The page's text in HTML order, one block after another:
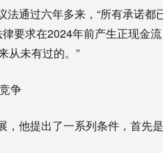
通过六年多来，“所有承诺都
要求在2024年前产生正现金
从未有过的。”
争
，他提出了一系列条件，首先